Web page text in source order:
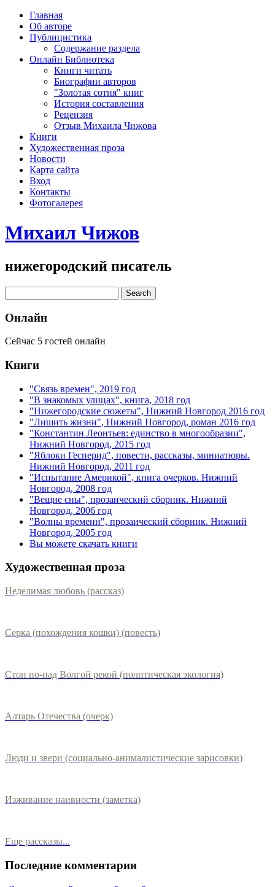
Главная
Об авторе
Публицистика
Содержание раздела
Онлайн Библиотека
Книги читать
Биографии авторов
"Золотая сотня" книг
История составления
Рецензия
Отзыв Михаила Чижова
Книги
Художественная проза
Новости
Карта сайта
Вход
Контакты
Фотогалерея
Михаил Чижов
нижегородский писатель
Онлайн
Сейчас 5 гостей онлайн
Книги
"Связь времен", 2019 год
"В знакомых улицах", книга, 2018 год
"Нижегородские сюжеты", Нижний Новгород 2016 год
"Лишить жизни", Нижний Новгород, роман 2016 год
"Константин Леонтьев: единство в многообразии",
Нижний Новгород, 2015 год
"Яблоки Гесперид", повести, рассказы, миниатюры.
Нижний Новгород, 2011 год
"Испытание Америкой", книга очерков. Нижний
Новгород, 2008 год
"Вещие сны", прозаический сборник. Нижний
Новгород, 2006 год
"Волны времени", прозаический сборник. Нижний
Новгород, 2005 год
Вы можете скачать книги
Художественная проза
Неделимая любовь (рассказ)
Серка (похождения кошки) (повесть)
Стон по-над Волгой рекой (политическая экология)
Алтарь Отечества (очерк)
Люди и звери (социально-анималистические зарисовки)
Изживание наивности (заметка)
Еще рассказы...
Последние комментарии